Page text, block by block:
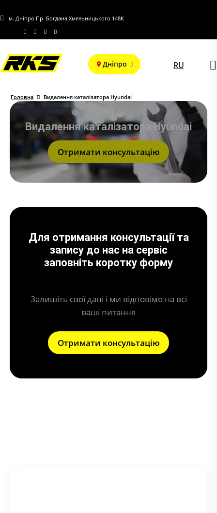
м. Дніпро Пр. Богдана Хмельницького 148К
Дніпро RU
Головна Видалення каталізатора Hyundai
Видалення каталізатора Hyundai
Отримати консультацію
Для отримання консультації та
запису до нас на сервіс
заповніть коротку форму
Залишіть свої дані і ми відповімо на всі
ваші питання
Отримати консультацію